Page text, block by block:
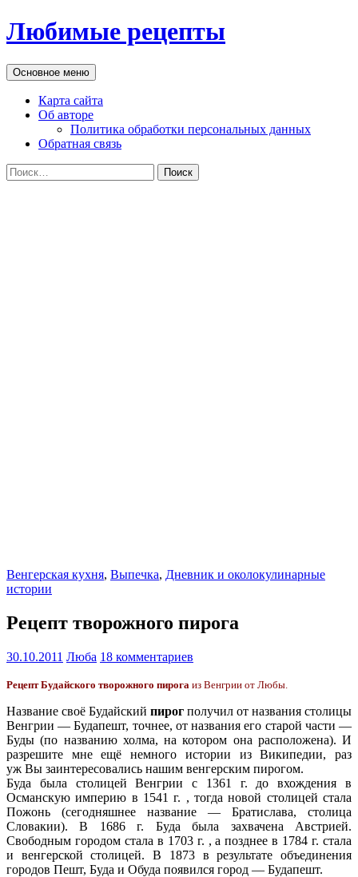
Перейти
к
Любимые рецепты
Поиск
Основное меню
Карта сайта
Об авторе
Политика обработки персональных данных
Обратная связь
Найти:
Венгерская кухня, Выпечка, Дневник и околокулинарные
истории
Рецепт творожного пирога
30.10.2011 Люба 18 комментариев
РецептБудайского творожного пирога из Венгрии от Любы.
Название своё Будайский пирог получил от названия столицы
Венгрии — Будапешт, точнее, от названия его старой части —
Буды (по названию холма, на котором она расположена). И
разрешите мне ещё немного истории из Википедии, раз
уж Вы заинтересовались нашим венгерским пирогом.
Буда была столицей Венгрии с 1361 г. до вхождения в
Османскую империю в 1541 г. , тогда новой столицей стала
Пожонь (сегодняшнее название — Братислава, столица
Словакии). В 1686 г. Буда была захвачена Австрией.
Свободным городом стала в 1703 г. , а позднее в 1784 г. стала
и венгерской столицей. В 1873 в результате объединения
городов Пешт, Буда и Обуда появился город — Будапешт.